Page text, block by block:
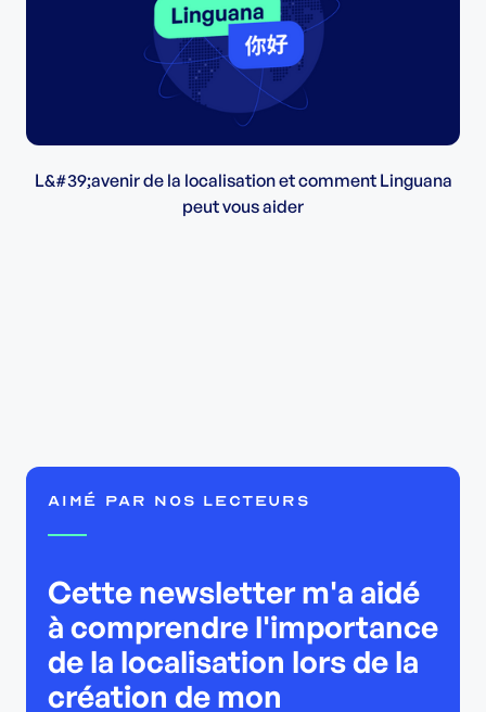
L&#39;avenir de la localisation et comment Linguana
peut vous aider
Aimé par nos lecteurs
Cette newsletter m'a aidé
à comprendre l'importance
de la localisation lors de la
création de mon